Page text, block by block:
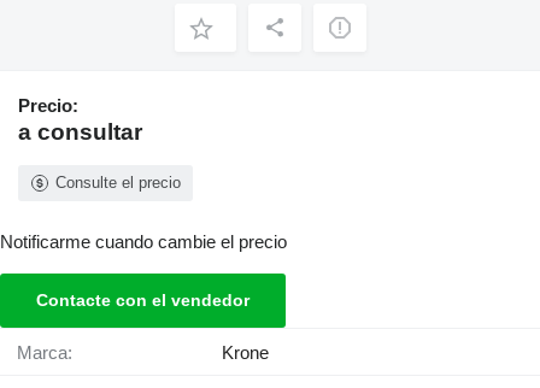
Precio:
a consultar
Consulte el precio
Notificarme cuando cambie el precio
Contacte con el vendedor
Marca: Krone